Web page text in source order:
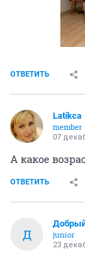
ОТВЕТИТЬ
Latikca
member
07
А какое
ОТВЕТИТЬ
Д
junior
23